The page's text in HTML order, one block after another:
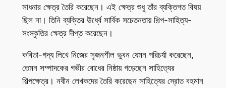
সাধনার ক্ষেত্র তৈরি করেছেন। এই ক্ষেত্র শুধু তাঁর ব্যক্তিগত বিষয়
ছিল না। তিনি ব্যক্তির ঊর্ধ্বে সার্বিক সচেতনতায় শিল্প-সাহিত্য-
সংস্কৃতির ক্ষেত্র দীপ্ত করেছেন।
কবিতা-গদ্য লিখে নিজের সৃজনশীল ভুবন যেমন পরিচর্যা করেছেন,
তেমন সম্পাদকের গভীর বোধের নিষ্ঠায় গড়েছেন সাহিত্যের
শিল্পক্ষেত্র। নবীন লেখকদের তৈরি করেছেন সাহিত্যের স্রোত বহমান